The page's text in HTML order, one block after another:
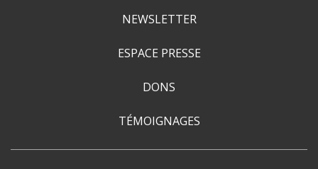
NEWSLETTER
ESPACE PRESSE
DONS
TÉMOIGNAGES